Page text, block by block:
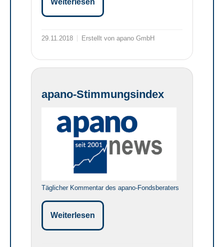
Weiterlesen
29.11.2018 Erstellt von apano GmbH
apano-Stimmungsindex
Täglicher Kommentar des apano-Fondsberaters
Weiterlesen